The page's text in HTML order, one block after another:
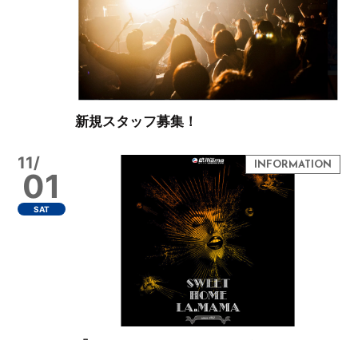
新規スタッフ募集！
11/
01
SAT